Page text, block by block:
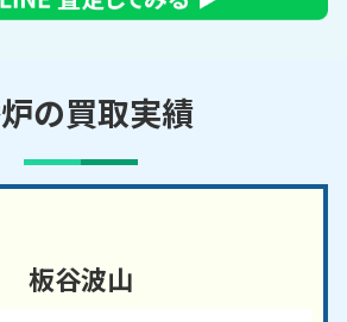
の買取実績
板谷波山